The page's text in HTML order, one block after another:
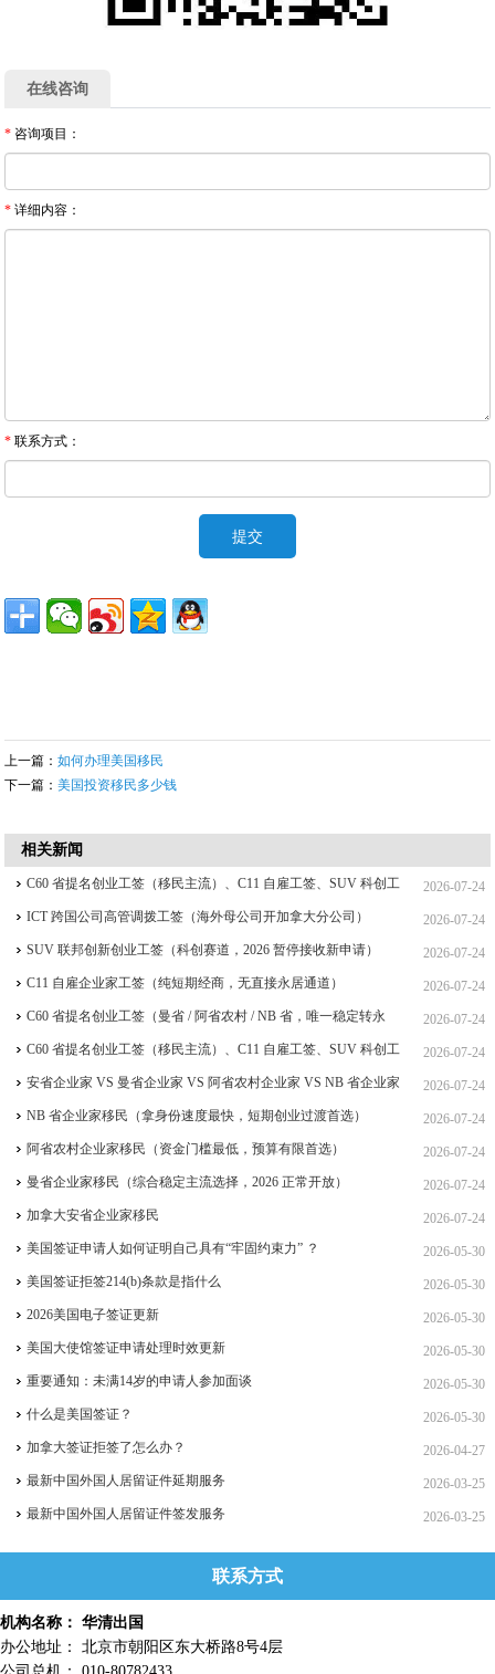
在线咨询
* 咨询项目：
* 详细内容：
* 联系方式：
上一篇：如何办理美国移民
下一篇：美国投资移民多少钱
相关新闻
2026-07-24
C60 省提名创业工签（移民主流）、C11 自雇工签、SUV 科创工
签、ICT 跨国高管工签比较 2026-07-24
ICT 跨国公司高管调拨工签（海外母公司开加拿大分公司）
2026-07-24
SUV 联邦创新创业工签（科创赛道，2026 暂停接收新申请）
2026-07-24
C11 自雇企业家工签（纯短期经商，无直接永居通道）
2026-07-24
C60 省提名创业工签（曼省 / 阿省农村 / NB 省，唯一稳定转永
居，重点） 2026-07-24
C60 省提名创业工签（移民主流）、C11 自雇工签、SUV 科创工
签、ICT 跨国高管工签 2026-07-24
安省企业家 VS 曼省企业家 VS 阿省农村企业家 VS NB 省企业家
四合一详细对比（2026 年 7 月最新官方政策） 2026-07-24
NB 省企业家移民（拿身份速度最快，短期创业过渡首选）
2026-07-24
阿省农村企业家移民（资金门槛最低，预算有限首选）
2026-07-24
曼省企业家移民（综合稳定主流选择，2026 正常开放）
2026-07-24
加拿大安省企业家移民
2026-05-30
美国签证申请人如何证明自己具有“牢固约束力” ？
2026-05-30
美国签证拒签214(b)条款是指什么
2026-05-30
2026美国电子签证更新
2026-05-30
美国大使馆签证申请处理时效更新
2026-05-30
重要通知：未满14岁的申请人参加面谈
2026-05-30
什么是美国签证？
2026-04-27
加拿大签证拒签了怎么办？
2026-03-25
最新中国外国人居留证件延期服务
2026-03-25
最新中国外国人居留证件签发服务
联系方式
机构名称： 华清出国
办公地址： 北京市朝阳区东大桥路8号4层